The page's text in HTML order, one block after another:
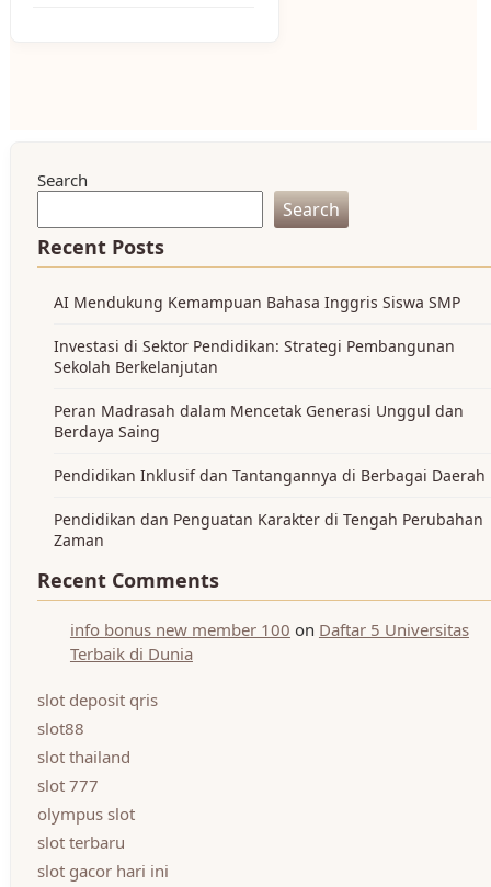
Search
Search
Recent Posts
AI Mendukung Kemampuan Bahasa Inggris Siswa SMP
Investasi di Sektor Pendidikan: Strategi Pembangunan
Sekolah Berkelanjutan
Peran Madrasah dalam Mencetak Generasi Unggul dan
Berdaya Saing
Pendidikan Inklusif dan Tantangannya di Berbagai Daerah
Pendidikan dan Penguatan Karakter di Tengah Perubahan
Zaman
Recent Comments
info bonus new member 100 on Daftar 5 Universitas
Terbaik di Dunia
slot deposit qris
slot88
slot thailand
slot 777
olympus slot
slot terbaru
slot gacor hari ini